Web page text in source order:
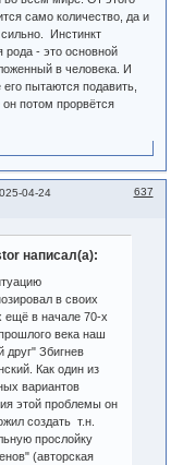
само количество, да и
Инстинкт
рода - это основной
в человека. И
пытаются подавить,
потом прорвётся
637
04-24
написал(а):
в своих
ещё в начале 70-х
века наш
друг" Збигнев
Как один из
вариантов
этой проблемы он
создать т.н.
прослойку
(авторская